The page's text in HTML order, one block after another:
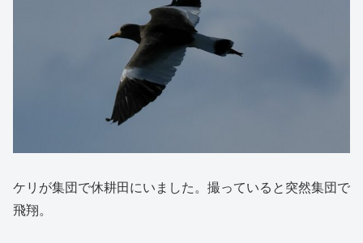
ケリが集団で休耕田にいました。撮っていると突然集団で
飛翔。